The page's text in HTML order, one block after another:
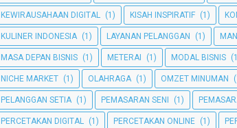
KEWIRAUSAHAAN DIGITAL (1) KISAH INSPIRATIF (1)
KULINER INDONESIA (1) LAYANAN PELANGGAN (1)
MASA DEPAN BISNIS (1) METERAI (1) MODAL BISNIS
NICHE MARKET (1) OLAHRAGA (1) OMZET MINUMAN
PELANGGAN SETIA (1) PEMASARAN SENI (1)
PERCETAKAN DIGITAL (1) PERCETAKAN ONLINE (1)